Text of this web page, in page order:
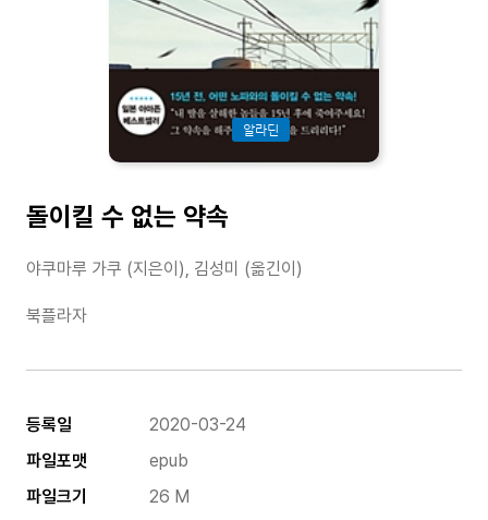
알라딘
돌이킬 수 없는 약속
야쿠마루 가쿠 (지은이), 김성미 (옮긴이)
북플라자
등록일
2020-03-24
파일포맷
epub
파일크기
26 M